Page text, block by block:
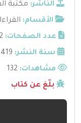
الناشر: مكتبة
الأقسام:
عدد الصفحات:
سنة النشر: 1998
مشاهدات:
بلّغ عن كتاب